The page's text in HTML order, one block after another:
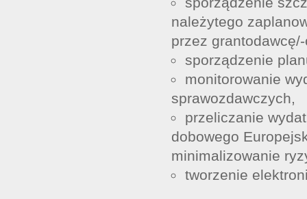
należytego
przez
sporządzenie
monitorowanie
sprawozdawczych,
przeliczanie
dobowego
minimalizowanie
tworzenie